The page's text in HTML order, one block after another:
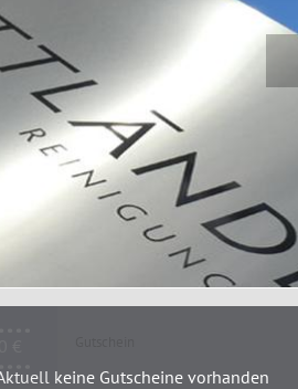
keine Gutscheine vorhanden